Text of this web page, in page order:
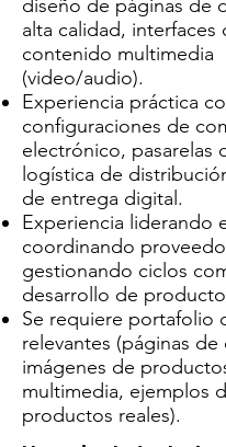
diseño de páginas de
alta calidad, interfaces
contenido multimedia
(video/audio).
Experiencia práctica
configuraciones de
electrónico, pasarelas
logística de
de entrega digital.
Experiencia liderando
coordinando
gestionando ciclos
desarrollo de
Se requiere portafolio
relevantes (páginas de
imágenes de
multimedia, ejemplos
productos reales).